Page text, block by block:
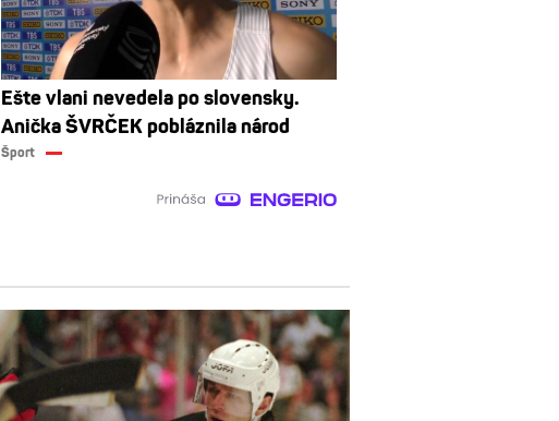
Ešte vlani nevedela po slovensky.
Anička ŠVRČEK pobláznila národ
Šport